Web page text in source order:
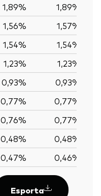
1,89%
1,89%
1,56%
1,57%
1,54%
1,54%
1,23%
1,23%
0,93%
0,93%
0,77%
0,77%
0,76%
0,77%
0,48%
0,48%
0,47% 0,46%
Esporta